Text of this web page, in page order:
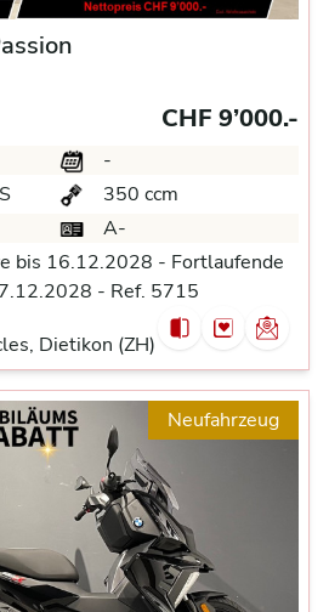
CHF 9’000.-
-
350 ccm
A-
bis 16.12.2028 - Fortlaufende
- Ref. 5715
Dietikon (ZH)
Neufahrzeug